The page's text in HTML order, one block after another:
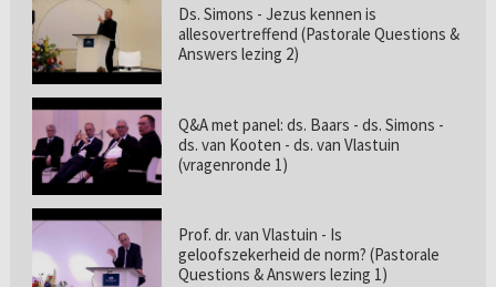
Ds. Simons - Jezus kennen is
allesovertreffend (Pastorale Questions &
Answers lezing 2)
Q&A met panel: ds. Baars - ds. Simons -
ds. van Kooten - ds. van Vlastuin
(vragenronde 1)
Prof. dr. van Vlastuin - Is
geloofszekerheid de norm? (Pastorale
Questions & Answers lezing 1)